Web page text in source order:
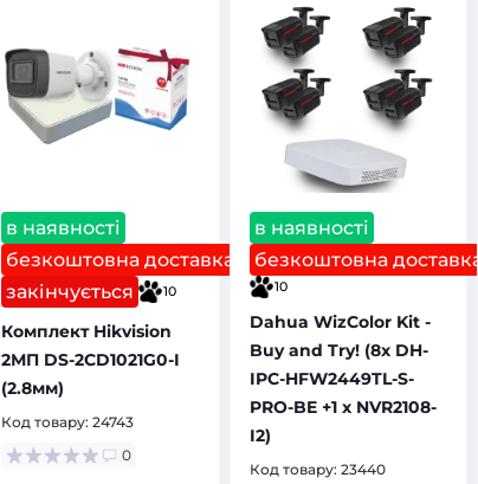
в наявності
безкоштовна доставка
закінчується
10
Комплект Hikvision
2МП DS-2CD1021G0-I
(2.8мм)
Код товару: 24743
0
в наявності
безкоштовна доставка
10
Dahua WizColor Kit -
Buy and Try! (8х DH-
IPC-HFW2449TL-S-
PRO-BE +1 х NVR2108-
I2)
Код товару: 23440